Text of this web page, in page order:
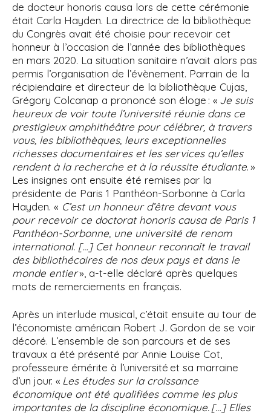
de docteur honoris causa lors de cette cérémonie
était Carla Hayden. La directrice de la bibliothèque
du Congrès avait été choisie pour recevoir cet
honneur à l’occasion de l’année des bibliothèques
en mars 2020. La situation sanitaire n’avait alors pas
permis l’organisation de l’évènement. Parrain de la
récipiendaire et directeur de la bibliothèque Cujas,
Grégory Colcanap a prononcé son éloge : « Je suis
heureux de voir toute l’université réunie dans ce
prestigieux amphithéâtre pour célébrer, à travers
vous, les bibliothèques, leurs exceptionnelles
richesses documentaires et les services qu’elles
rendent à la recherche et à la réussite étudiante. »
Les insignes ont ensuite été remises par la
présidente de Paris 1 Panthéon-Sorbonne à Carla
Hayden. « C’est un honneur d’être devant vous
pour recevoir ce doctorat honoris causa de Paris 1
Panthéon-Sorbonne, une université de renom
international. […] Cet honneur reconnaît le travail
des bibliothécaires de nos deux pays et dans le
monde entier», a-t-elle déclaré après quelques
mots de remerciements en français.
Après un interlude musical, c’était ensuite au tour de
l’économiste américain Robert J. Gordon de se voir
décoré. L’ensemble de son parcours et de ses
travaux a été présenté par Annie Louise Cot,
professeure émérite à l’université et sa marraine
d’un jour. « Les études sur la croissance
économique ont été qualifiées comme les plus
importantes de la discipline économique. […] Elles